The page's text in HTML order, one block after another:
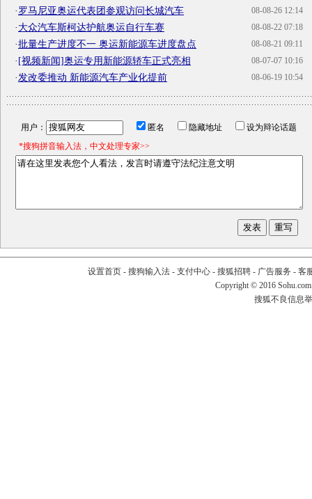
08-08-26 12:14
·罗马尼亚奥运代表团参观访问长城汽车
08-08-22 07:18
·大众汽车斯柯达护航奥运自行车赛
08-08-21 09:11
·批量生产进度不一 奥运新能源车进度盘点
08-07-07 10:16
·[视频新闻]奥运专用新能源轿车正式亮相
08-06-19 10:54
·发改委推动 新能源汽车产业化提前
用户： 匿名 隐藏地址
设为辩论话题
*搜狗拼音输入法，中文处理专家>>
设置首页- 搜狗输入法- 支付中心- 搜狐招聘- 广告服务 - 客
Copyright © 2016
搜狐不良信息